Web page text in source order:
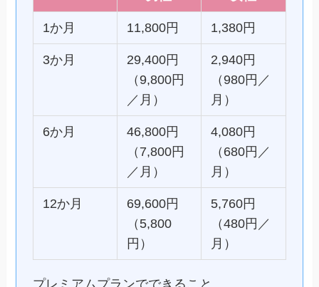
1か月 11,800円 1,380円
3か月
29,400円
（9,800円
／月）
2,940円
（980円／
月）
6か月
46,800円
（7,800円
／月）
4,080円
（680円／
月）
12か月
69,600円
（5,800
円）
5,760円
（480円／
月）